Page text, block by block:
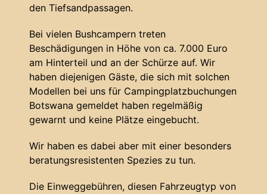
den Tiefsandpassagen.
Bei vielen Bushcampern treten
Beschädigungen in Höhe von ca. 7.000 Euro
am Hinterteil und an der Schürze auf. Wir
haben diejenigen Gäste, die sich mit solchen
Modellen bei uns für Campingplatzbuchungen
Botswana gemeldet haben regelmäßig
gewarnt und keine Plätze eingebucht.
Wir haben es dabei aber mit einer besonders
beratungsresistenten Spezies zu tun.
Die Einweggebühren, diesen Fahrzeugtyp von